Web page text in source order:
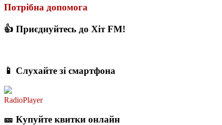
Потрібна допомога
👍 Приєднуйтесь до Хіт FM!
📱 Слухайте зі смартфона
RadioPlayer
🎫 Купуйте квитки онлайн